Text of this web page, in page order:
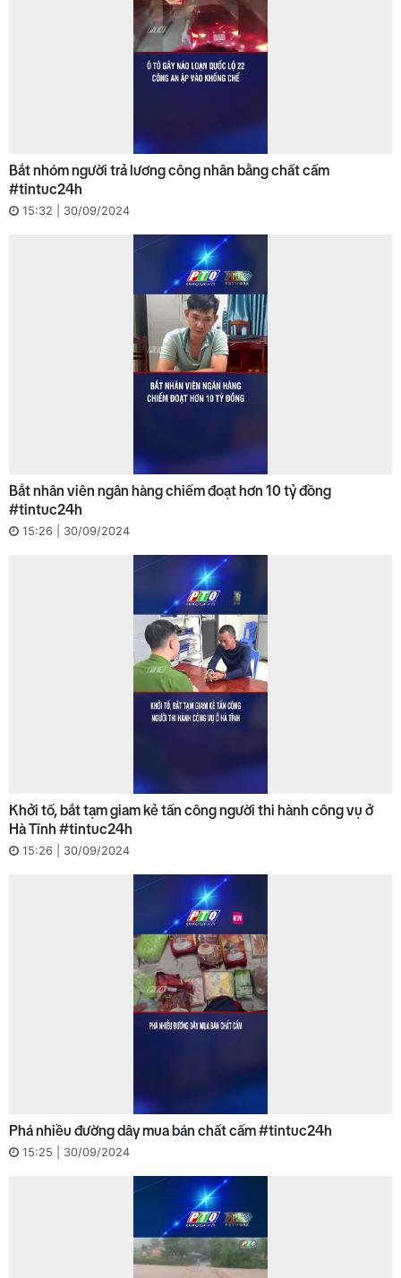
Bắt nhóm người trả lương công nhân bằng chất cấm
#tintuc24h
15:32 | 30/09/2024
Bắt nhân viên ngân hàng chiếm đoạt hơn 10 tỷ đồng
#tintuc24h
15:26 | 30/09/2024
Khởi tố, bắt tạm giam kẻ tấn công người thi hành công vụ ở
Hà Tĩnh #tintuc24h
15:26 | 30/09/2024
Phá nhiều đường dây mua bán chất cấm #tintuc24h
15:25 | 30/09/2024